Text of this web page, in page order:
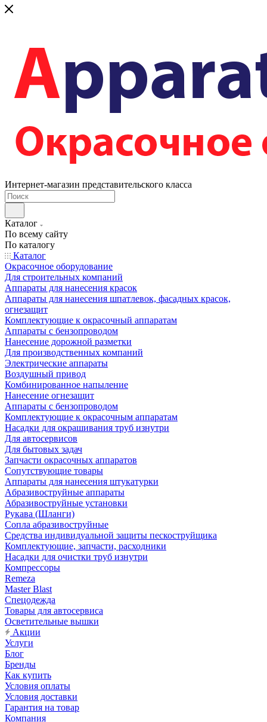
Интернет-магазин представительского класса
Каталог
По всему сайту
По каталогу
Каталог
Окрасочное оборудование
Для строительных компаний
Аппараты для нанесения красок
Аппараты для нанесения шпатлевок, фасадных красок,
огнезащит
Комплектующие к окрасочный аппаратам
Аппараты с бензопроводом
Нанесение дорожной разметки
Для производственных компаний
Электрические аппараты
Воздушный привод
Комбинированное напыление
Нанесение огнезащит
Аппараты с бензопроводом
Комплектующие к окрасочным аппаратам
Насадки для окрашивания труб изнутри
Для автосервисов
Для бытовых задач
Запчасти окрасочных аппаратов
Сопутствующие товары
Аппараты для нанесения штукатурки
Aбразивоструйные аппараты
Абразивоструйные установки
Рукава (Шланги)
Сопла абразивоструйные
Средства индивидуальной защиты пескоструйщика
Комплектующие, запчасти, расходники
Насадки для очистки труб изнутри
Компрессоры
Remeza
Master Blast
Спецодежда
Товары для автосервиса
Осветительные вышки
Акции
Услуги
Блог
Бренды
Как купить
Условия оплаты
Условия доставки
Гарантия на товар
Компания